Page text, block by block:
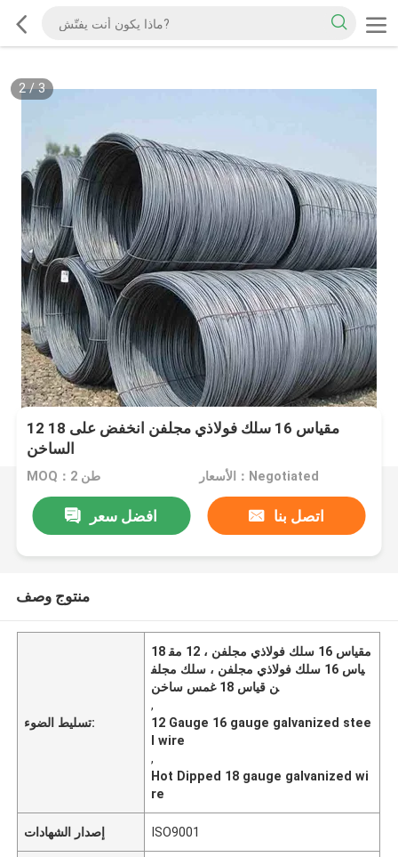
2/3
12 18 مقياس 16 سلك فولاذي مجلفن انخفض على
الساخن
MOQ：2 طن الأسعار：Negotiated
افضل سعر اتصل بنا
منتوج وصف
تسليط الضوء:
18 مقياس 16 سلك فولاذي مجلفن ، 12 مق
ياس 16 سلك فولاذي مجلفن ، سلك مجلف
ن قياس 18 غمس ساخن
,
12 Gauge 16 gauge galvanized stee
l wire
,
Hot Dipped 18 gauge galvanized wi
re
إصدار الشهادات ISO9001